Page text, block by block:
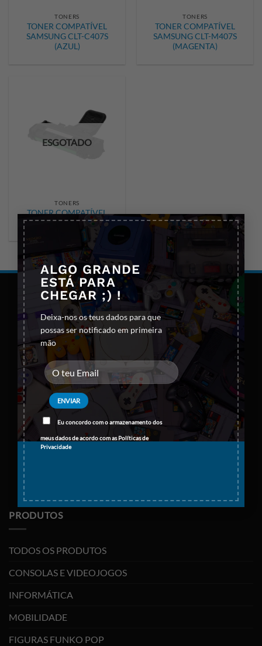
ALGO GRANDE
ESTÁ PARA
CHEGAR ;) !
Deixa-nos os teus dados para que
possas ser notificado em primeira
mão
Eu concordo com o armazenamento dos
meus dados de acordo com asPolíticas de
Privacidade
×
TONERS
TONER COMPATÍVEL
SAMSUNG CLT-C407S
(AZUL)
TONERS
TONER COMPATÍVEL
SAMSUNG CLT-M407S
(MAGENTA)
ESGOTADO
TONERS
TONER COMPATÍVEL
XEROX TX3200 (PRETO)
PRODUTOS
TODOS OS PRODUTOS
CONSOLAS E VIDEOJOGOS
INFORMÁTICA
MOBILIDADE
FIGURAS FUNKO POP